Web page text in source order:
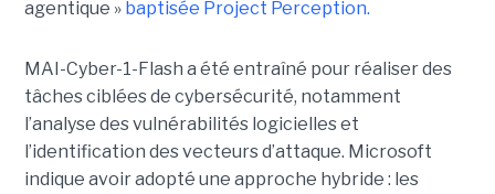
agentique » baptisée Project Perception.
MAI-Cyber-1-Flash a été entraîné pour réaliser des
tâches ciblées de cybersécurité, notamment
l’analyse des vulnérabilités logicielles et
l’identification des vecteurs d’attaque. Microsoft
indique avoir adopté une approche hybride : les